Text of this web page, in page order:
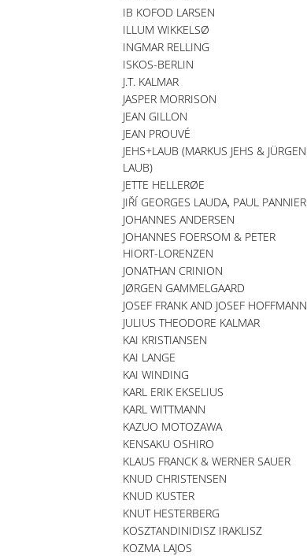
IB KOFOD LARSEN
ILLUM WIKKELSØ
INGMAR RELLING
ISKOS-BERLIN
J.T. KALMAR
JASPER MORRISON
JEAN GILLON
JEAN PROUVÉ
JEHS+LAUB (MARKUS JEHS & JÜRGEN
LAUB)
JETTE HELLERØE
JIŘÍ GEORGES LAUDA, PAUL PANNIER
JOHANNES ANDERSEN
JOHANNES FOERSOM & PETER
HIORT-LORENZEN
JONATHAN CRINION
JØRGEN GAMMELGAARD
JOSEF FRANK AND JOSEF HOFFMANN
JULIUS THEODORE KALMAR
KAI KRISTIANSEN
KAI LANGE
KAI WINDING
KARL ERIK EKSELIUS
KARL WITTMANN
KAZUO MOTOZAWA
KENSAKU OSHIRO
KLAUS FRANCK & WERNER SAUER
KNUD CHRISTENSEN
KNUD KUSTER
KNUT HESTERBERG
KOSZTANDINIDISZ IRAKLISZ
KOZMA LAJOS